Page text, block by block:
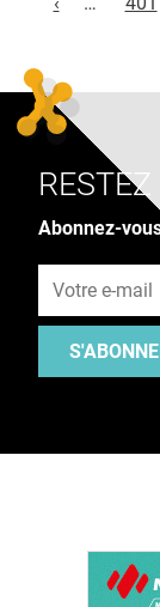
Abonnez-